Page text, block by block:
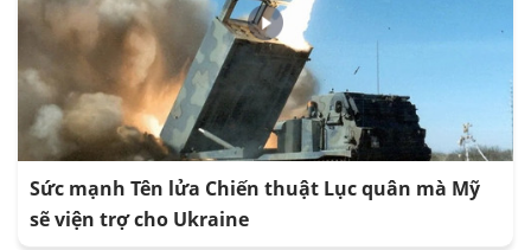
Sức mạnh Tên lửa Chiến thuật Lục quân mà Mỹ
sẽ viện trợ cho Ukraine